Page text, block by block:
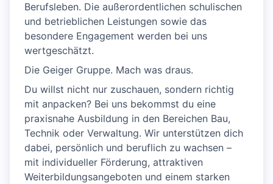
Berufsleben. Die außerordentlichen schulischen
und betrieblichen Leistungen sowie das
besondere Engagement werden bei uns
wertgeschätzt.
Die Geiger Gruppe. Mach was draus.
Du willst nicht nur zuschauen, sondern richtig
mit anpacken? Bei uns bekommst du eine
praxisnahe Ausbildung in den Bereichen Bau,
Technik oder Verwaltung. Wir unterstützen dich
dabei, persönlich und beruflich zu wachsen –
mit individueller Förderung, attraktiven
Weiterbildungsangeboten und einem starken